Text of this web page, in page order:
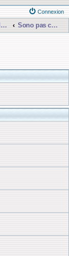
Connexion
Les Forums de Discussions
Sono pas chère et presque gratuiiit !!